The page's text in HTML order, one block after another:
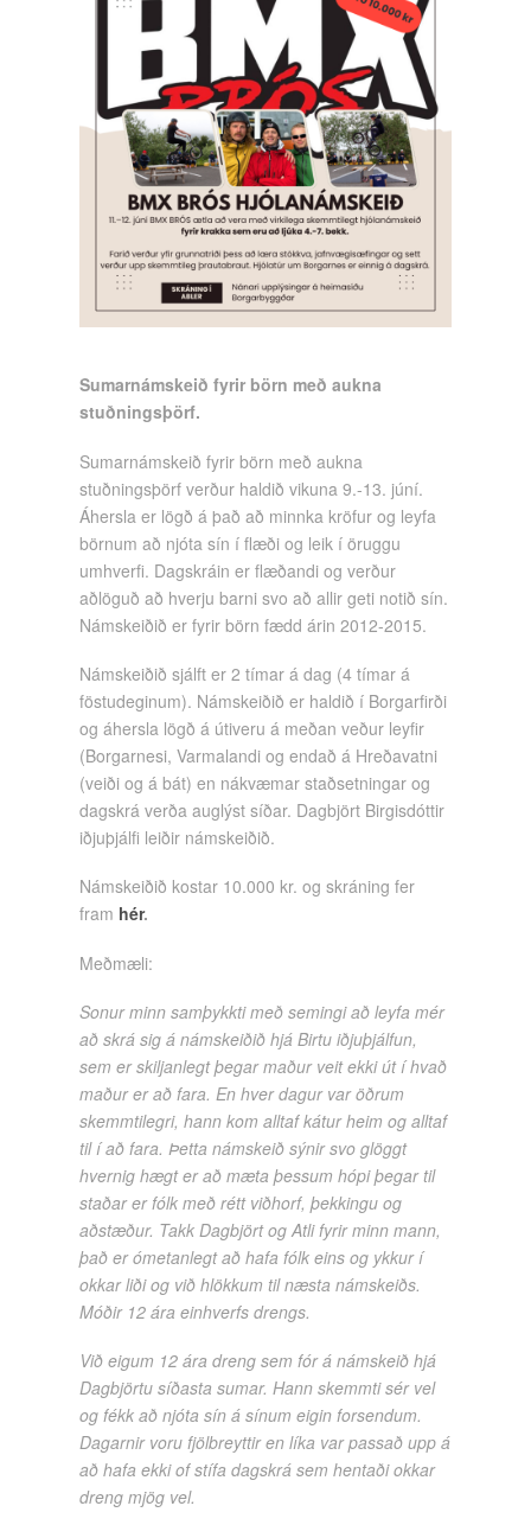
Sumarnámskeið fyrir börn með aukna
stuðningsþörf.
Sumarnámskeið fyrir börn með aukna
stuðningsþörf verður haldið vikuna 9.-13. júní.
Áhersla er lögð á það að minnka kröfur og leyfa
börnum að njóta sín í flæði og leik í öruggu
umhverfi. Dagskráin er flæðandi og verður
aðlöguð að hverju barni svo að allir geti notið sín.
Námskeiðið er fyrir börn fædd árin 2012-2015.
Námskeiðið sjálft er 2 tímar á dag (4 tímar á
föstudeginum). Námskeiðið er haldið í Borgarfirði
og áhersla lögð á útiveru á meðan veður leyfir
(Borgarnesi, Varmalandi og endað á Hreðavatni
(veiði og á bát) en nákvæmar staðsetningar og
dagskrá verða auglýst síðar. Dagbjört Birgisdóttir
iðjuþjálfi leiðir námskeiðið.
Námskeiðið kostar 10.000 kr. og skráning fer
fram hér.
Meðmæli:
Sonur minn samþykkti með semingi að leyfa mér
að skrá sig á námskeiðið hjá Birtu iðjuþjálfun,
sem er skiljanlegt þegar maður veit ekki út í hvað
maður er að fara. En hver dagur var öðrum
skemmtilegri, hann kom alltaf kátur heim og alltaf
til í að fara. Þetta námskeið sýnir svo glöggt
hvernig hægt er að mæta þessum hópi þegar til
staðar er fólk með rétt viðhorf, þekkingu og
aðstæður. Takk Dagbjört og Atli fyrir minn mann,
það er ómetanlegt að hafa fólk eins og ykkur í
okkar liði og við hlökkum til næsta námskeiðs.
Móðir 12 ára einhverfs drengs.
Við eigum 12 ára dreng sem fór á námskeið hjá
Dagbjörtu síðasta sumar. Hann skemmti sér vel
og fékk að njóta sín á sínum eigin forsendum.
Dagarnir voru fjölbreyttir en líka var passað upp á
að hafa ekki of stífa dagskrá sem hentaði okkar
dreng mjög vel.